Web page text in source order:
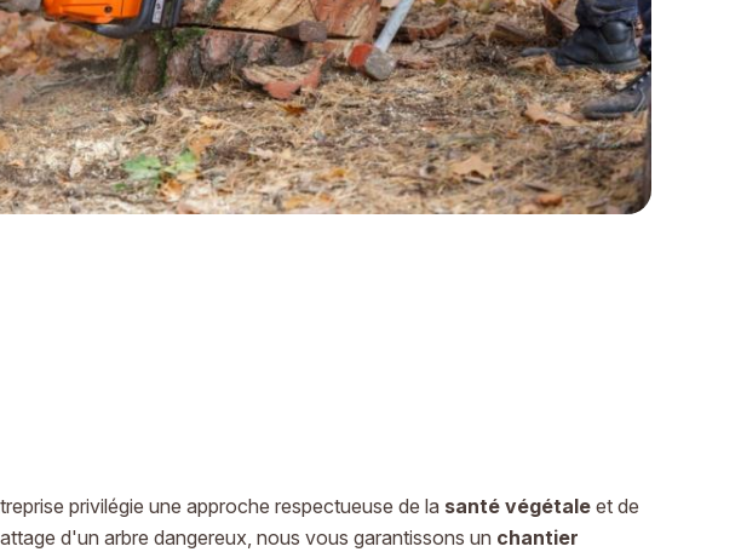
privilégie une approche respectueuse de la santé végétale et de
d'un arbre dangereux, nous vous garantissons un chantier